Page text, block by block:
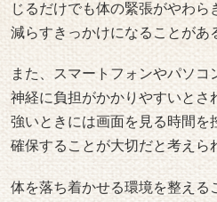
じるだけでも体の緊張がやわら
減らすきっかけになることがあ
また、スマートフォンやパソ
神経に負担がかかりやすいとさ
強いときには画面を見る時間を
確保することが大切だと考えら
体を落ち着かせる環境を整える